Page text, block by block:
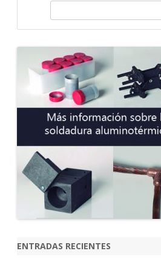
ENTRADAS RECIENTES